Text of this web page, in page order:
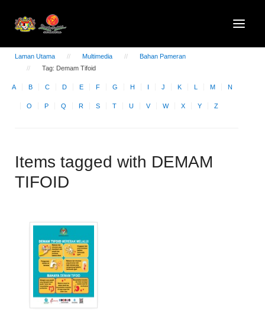
Laman Utama Multimedia
Bahan Pameran
Tag: Demam Tifoid
A B C D E F G H I J K L M N
O P Q R S T U V W X Y Z
Items tagged with DEMAM
TIFOID